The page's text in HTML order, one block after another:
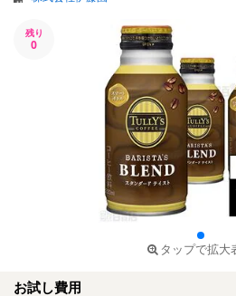
残り
0
タップで拡大
お試し費用